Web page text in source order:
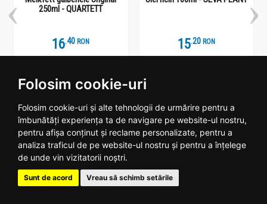
Folosim cookie-uri
Folosim cookie-uri și alte tehnologii de urmărire pentru a
îmbunătăți experiența ta de navigare pe website-ul nostru,
pentru afișa conținut și reclame personalizate, pentru a
analiza traficul de pe website-ul nostru și pentru a înțelege
de unde vin vizitatorii noștri.
Sunt de acord Vreau să schimb setările
250ml - QUARTETT
16.4 RON
Vezi detalii
15.2 RON
Plantoteca ta online